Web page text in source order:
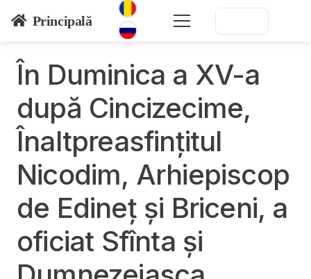
Principală
În Duminica a XV-a
după Cincizecime,
Înaltpreasfințitul
Nicodim, Arhiepiscop
de Edineț și Briceni, a
oficiat Sfînta și